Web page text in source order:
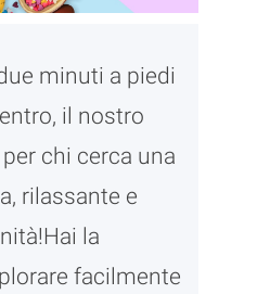
minuti a piedi
il nostro
chi cerca una
rilassante e
la
facilmente